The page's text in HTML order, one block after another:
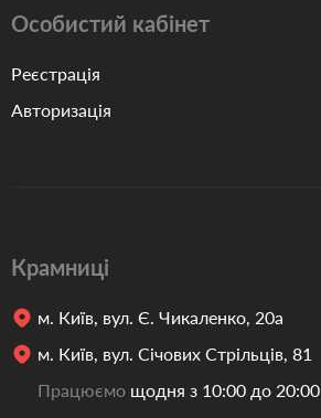
Особистий кабінет
Реєстрація
Авторизація
Крамниці
м. Київ, вул. Є. Чикаленко, 20а
м. Київ, вул. Січових Стрільців, 81
Працюємо щодня з 10:00 до 20:00